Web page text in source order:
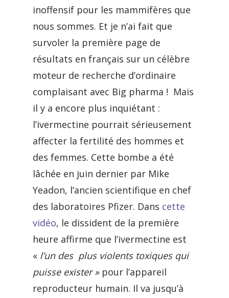
inoffensif pour les mammifères que
nous sommes. Et je n’ai fait que
survoler la première page de
résultats en français sur un célèbre
moteur de recherche d’ordinaire
complaisant avec Big pharma ! Mais
il y a encore plus inquiétant :
l’ivermectine pourrait sérieusement
affecter la fertilité des hommes et
des femmes. Cette bombe a été
lâchée en juin dernier par Mike
Yeadon, l’ancien scientifique en chef
des laboratoires Pfizer. Dans cette
vidéo, le dissident de la première
heure affirme que l’ivermectine est
« l’un des plus violents toxiques qui
puisse exister »pour l’appareil
reproducteur humain. Il va jusqu’à